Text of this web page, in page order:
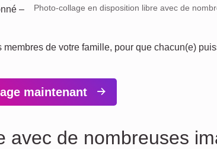
Photo-collage en disposition libre avec de
–
de votre famille, pour que chacun(e)
maintenant
avec de nombreuses